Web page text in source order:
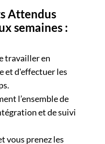
Attendus
semaines :
travailler en
et d'effectuer les
l’ensemble de
et de suivi
vous prenez les